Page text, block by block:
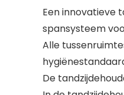
Een innovatieve
spansysteem
Alle
De